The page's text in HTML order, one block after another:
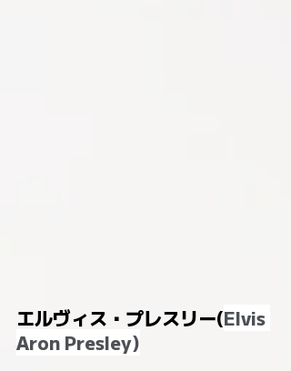
エルヴィス・プレスリー(Elvis
Aron Presley)